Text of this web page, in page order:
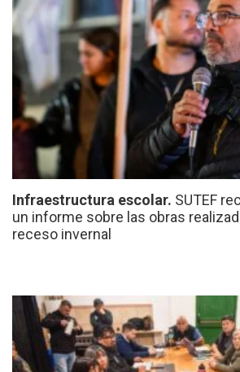
Infraestructura escolar. SUTEF
un informe sobre las obras
receso invernal